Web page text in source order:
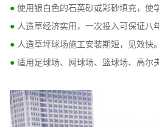
● 使用银白色的石英砂或彩砂填充，使
● 人造草经济实用，一次投入可保证八
● 人造草坪球场施工安装期短，见效快。
● 适用足球场、网球场、篮球场、高尔